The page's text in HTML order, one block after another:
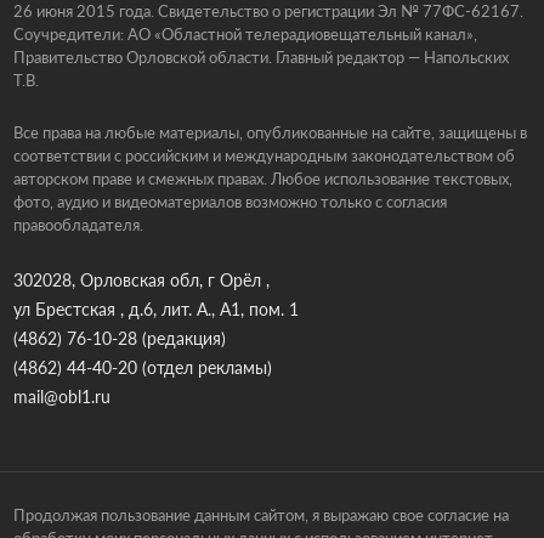
26 июня 2015 года. Свидетельство о регистрации Эл № 77ФС-62167.
Соучредители: АО «Областной телерадиовещательный канал»,
Правительство Орловской области. Главный редактор — Напольских
Т.В.
Все права на любые материалы, опубликованные на сайте, защищены в
соответствии с российским и международным законодательством об
авторском праве и смежных правах. Любое использование текстовых,
фото, аудио и видеоматериалов возможно только с согласия
правообладателя.
302028, Орловская обл, г Орёл ,
ул Брестская , д.6, лит. А., А1, пом. 1
(4862) 76-10-28(редакция)
(4862) 44-40-20(отдел рекламы)
mail@obl1.ru
Продолжая пользование данным сайтом, я выражаю свое согласие на